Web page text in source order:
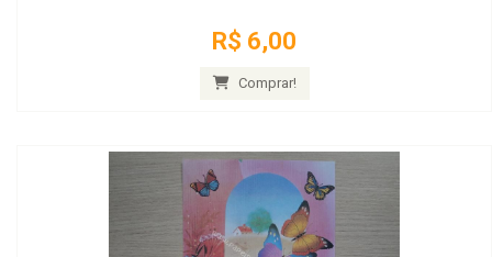
R$ 6,00
Comprar!